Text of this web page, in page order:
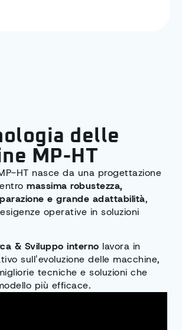
delle
MP-HT
HT nasce da una progettazione
massima robustezza,
e grande adattabilità,
operative in soluzioni
& Sviluppo interno lavora in
sull’evoluzione delle macchine,
tecniche e soluzioni che
più efficace.